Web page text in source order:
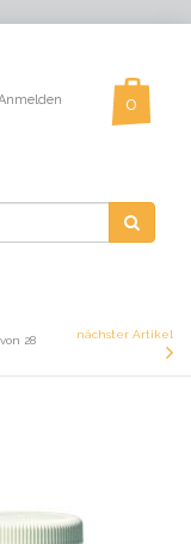
28 nächster Artikel